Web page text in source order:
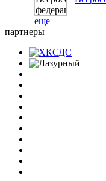
еще
партнеры